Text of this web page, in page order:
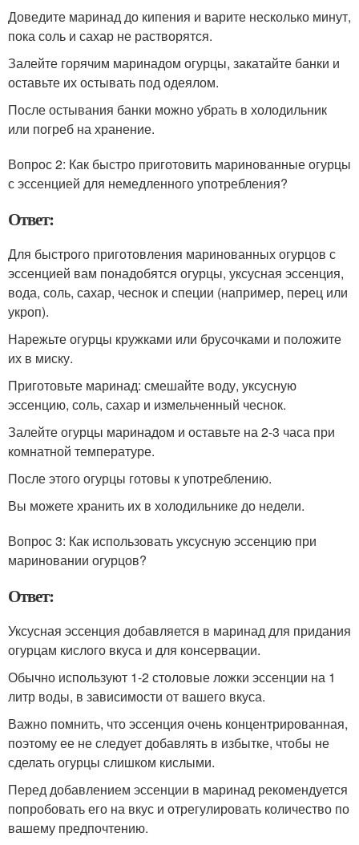
Доведите маринад до кипения и варите несколько минут,
пока соль и сахар не растворятся.
Залейте горячим маринадом огурцы, закатайте банки и
оставьте их остывать под одеялом.
После остывания банки можно убрать в холодильник
или погреб на хранение.
Вопрос 2: Как быстро приготовить маринованные огурцы
с эссенцией для немедленного употребления?
Ответ:
Для быстрого приготовления маринованных огурцов с
эссенцией вам понадобятся огурцы, уксусная эссенция,
вода, соль, сахар, чеснок и специи (например, перец или
укроп).
Нарежьте огурцы кружками или брусочками и положите
их в миску.
Приготовьте маринад: смешайте воду, уксусную
эссенцию, соль, сахар и измельченный чеснок.
Залейте огурцы маринадом и оставьте на 2-3 часа при
комнатной температуре.
После этого огурцы готовы к употреблению.
Вы можете хранить их в холодильнике до недели.
Вопрос 3: Как использовать уксусную эссенцию при
мариновании огурцов?
Ответ:
Уксусная эссенция добавляется в маринад для придания
огурцам кислого вкуса и для консервации.
Обычно используют 1-2 столовые ложки эссенции на 1
литр воды, в зависимости от вашего вкуса.
Важно помнить, что эссенция очень концентрированная,
поэтому ее не следует добавлять в избытке, чтобы не
сделать огурцы слишком кислыми.
Перед добавлением эссенции в маринад рекомендуется
попробовать его на вкус и отрегулировать количество по
вашему предпочтению.